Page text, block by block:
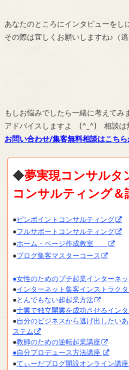
あなたのところにインタビューをし
その際は宜しくお願いしますね♪（逃
もしお悩みでしたら一緒に考えてみ
アドバイスしますよ (^_^) 相談は
お問い合わせ/集客無料相談はこちら
◆夢実現コンサルタ
コンサルティング＆
●ピンポイントコンサルティング
●フルサポートコンサルティング
●ホーム・ページ作成教室
●ブログ集客マスターコース
●女性のためのプチ起業インターネ
●インターネット集客インストラク
●とんでもない超起業方法
●士業で独立開業を成功させるイン
●自分のビジネスから逃げ出したい
ステム
●教師のための逆転起業講座
●自分プロデュース方法講座
●てぃーだブログ開設オンライン講座